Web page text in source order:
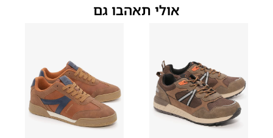
אולי תאהבו גם